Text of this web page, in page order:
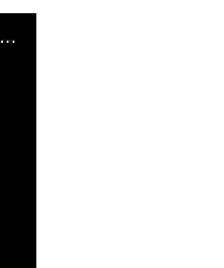
El mal momento de Yanina Gasañol con un hincha argentino en "Subrayado"